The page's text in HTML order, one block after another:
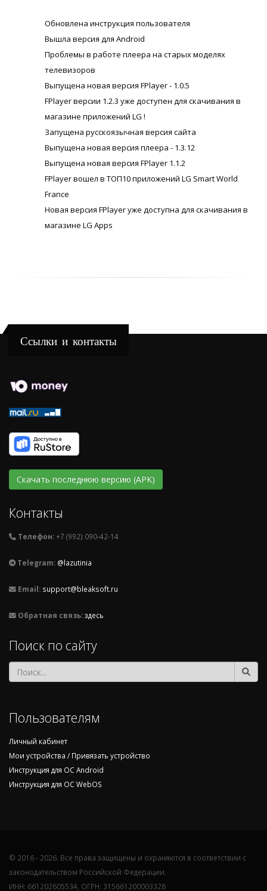
Обновлена инструкция пользователя
Вышла версия для Android
Проблемы в работе плеера на старых моделях
телевизоров
Выпущена новая версия FPlayer - 1.0.5
FPlayer версии 1.2.3 уже доступен для скачивания в
магазине приложений LG !
Запущена русскоязычная версия сайта
Выпущена новая версия плеера - 1.3.12
Выпущена новая версия FPlayer 1.1.2
FPlayer вошел в ТОП10 приложений LG Smart World
France
Новая версия FPlayer уже доступна для скачивания в
магазине LG Apps
Ссылки и контакты
Скачать последнюю версию (APK)
Контакты
Телефон:+7 (992) 090-42-14
Telegram: @lazutinia
Email: support@bleaksoft.ru
Обратная связь:здесь
Поиск по сайту
Пользователям
Личный кабинет
Мои устройства / Привязать устройство
Инструкция для ОС Android
Инструкция для ОС WebOS
© 2016 - 2026. Все права защищены и охраняются в соответствии с
законодательством Российской Федерации.
ИНН: 661202605534, ОГРН: 315661200003328